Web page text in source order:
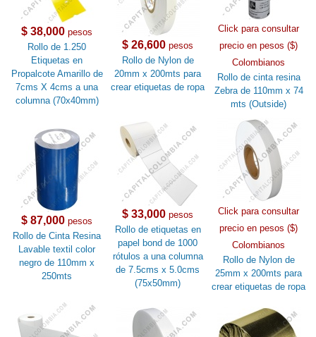
$ 38,000 pesos
Rollo de 1.250
Etiquetas en
Propalcote Amarillo de
7cms X 4cms a una
columna (70x40mm)
$ 26,600 pesos
Rollo de Nylon de
20mm x 200mts para
crear etiquetas de ropa
Click para consultar
precio en pesos ($)
Colombianos
Rollo de cinta resina
Zebra de 110mm x 74
mts (Outside)
$ 87,000 pesos
Rollo de Cinta Resina
Lavable textil color
negro de 110mm x
250mts
$ 33,000 pesos
Rollo de etiquetas en
papel bond de 1000
rótulos a una columna
de 7.5cms x 5.0cms
(75x50mm)
Click para consultar
precio en pesos ($)
Colombianos
Rollo de Nylon de
25mm x 200mts para
crear etiquetas de ropa